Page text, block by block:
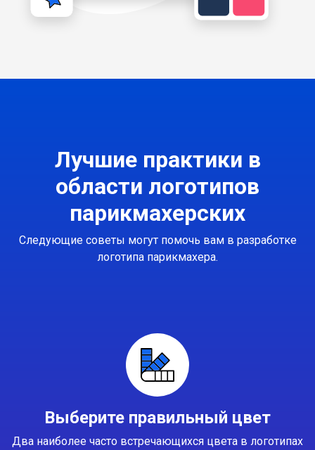
Лучшие практики в
области логотипов
парикмахерских
Следующие советы могут помочь вам в разработке
логотипа парикмахера.
Выберите правильный цвет
Два наиболее часто встречающихся цвета в логотипах